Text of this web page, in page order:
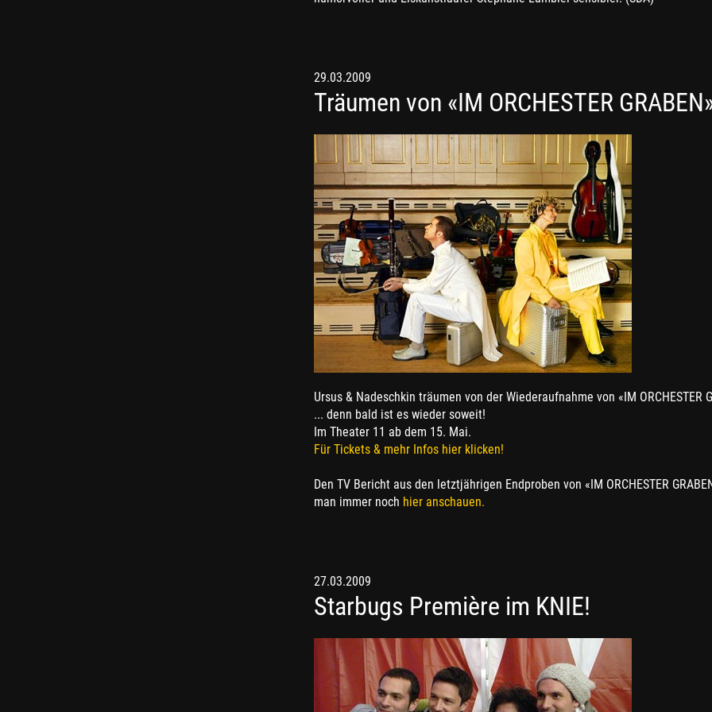
29.03.2009
Träumen von «IM ORCHESTER
Ursus & Nadeschkin träumen von der Wiederaufnahme von «IM ORCHESTER
... denn bald ist es wieder soweit!
Im Theater 11 ab dem 15. Mai.
Für Tickets & mehr Infos hier klicken!
Den TV Bericht aus den letztjährigen Endproben von «IM ORCHESTER
man immer noch hier anschauen.
27.03.2009
Starbugs Première im KNIE!